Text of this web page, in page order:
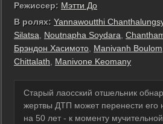
Режиссер: Мэтти До
В ролях: Yannawoutthi
Silatsa
Noutnapha Soydara
Брэндон Хасимото Manivanh Boulom
Chittalath
Manivone Keomany
Старый лаосский отшельник
жертвы ДТП может перенести его
на 50 лет - к моменту